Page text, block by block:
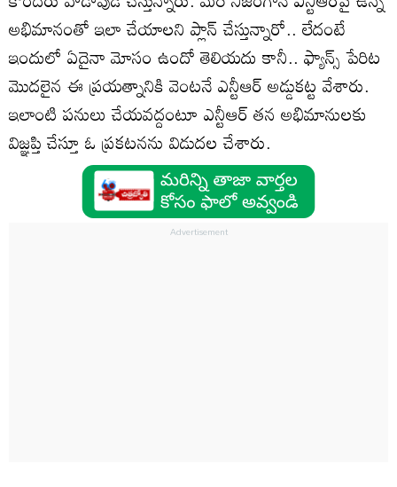
అభిమానంతో ఇలా చేయాలని ప్లాన్ చేస్తున్నారో.. లేదంటే
ఇందులో ఏదైనా మోసం ఉందో తెలియదు కానీ.. ఫ్యాన్స్ పేరిట
మొదలైన ఈ ప్రయత్నానికి వెంటనే ఎన్టీఆర్ అడ్డుకట్ట వేశారు.
ఇలాంటి పనులు చేయవద్దంటూ ఎన్టీఆర్ తన అభిమానులకు
విజ్ఞప్తి చేస్తూ ఓ ప్రకటనను విడుదల చేశారు.